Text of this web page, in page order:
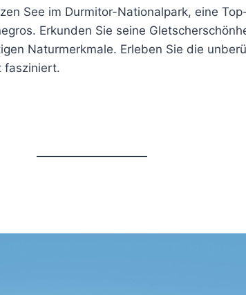
See im Durmitor-Nationalpark, eine
Erkunden Sie seine
Naturmerkmale. Erleben Sie die
fasziniert.